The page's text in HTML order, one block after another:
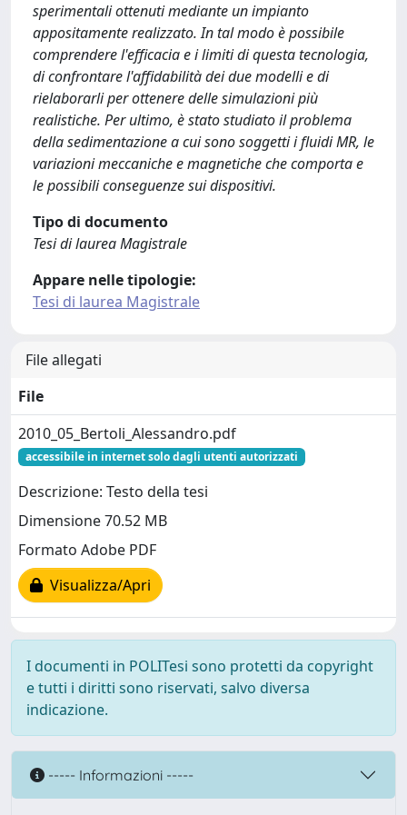
sperimentali ottenuti mediante un impianto
appositamente realizzato. In tal modo è possibile
comprendere l'efficacia e i limiti di questa tecnologia,
di confrontare l'affidabilità dei due modelli e di
rielaborarli per ottenere delle simulazioni più
realistiche. Per ultimo, è stato studiato il problema
della sedimentazione a cui sono soggetti i fluidi MR, le
variazioni meccaniche e magnetiche che comporta e
le possibili conseguenze sui dispositivi.
Tipo di documento
Tesi di laurea Magistrale
Appare nelle tipologie:
Tesi di laurea Magistrale
File allegati
File
2010_05_Bertoli_Alessandro.pdf
accessibile in internet solo dagli utenti autorizzati
Descrizione: Testo della tesi
Dimensione 70.52 MB
Formato Adobe PDF
Visualizza/Apri
I documenti in POLITesi sono protetti da copyright
e tutti i diritti sono riservati, salvo diversa
indicazione.
----- Informazioni -----